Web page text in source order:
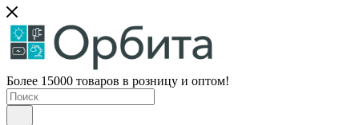
Более 15000 товаров в розницу и оптом!